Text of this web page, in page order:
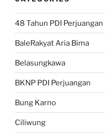
48 Tahun PDI Perjuangan
BaleRakyat Aria Bima
Belasungkawa
BKNP PDI Perjuangan
Bung Karno
Ciliwung